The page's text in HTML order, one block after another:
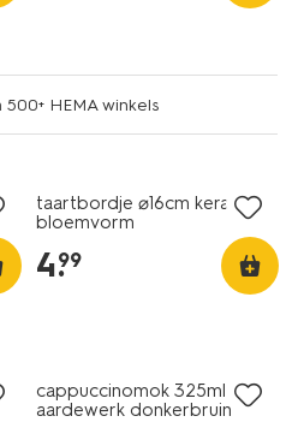
500+ HEMA winkels
taartbordje ⌀16cm keramiek
bloemvorm
4.
99
cappuccinomok 325ml Puur
aardewerk donkerbruin